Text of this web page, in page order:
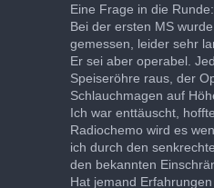
Eine Frage in die Runde:
Bei der ersten MS
gemessen, leider sehr
Er sei aber operabel.
Speiseröhre raus, der
Schlauchmagen auf
Ich war enttäuscht,
Radiochemo wird es
ich durch den
den bekannten
Hat jemand